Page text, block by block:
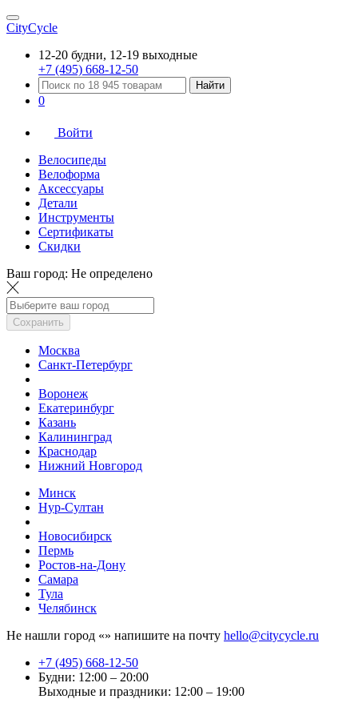
CityCycle
12-20 будни, 12-19 выходные
+7 (495) 668-12-50
Найти
0
Войти
Велосипеды
Велоформа
Аксессуары
Детали
Инструменты
Сертификаты
Скидки
Ваш город: Не определено
Сохранить
Москва
Санкт-Петербург
Воронеж
Екатеринбург
Казань
Калининград
Краснодар
Нижний Новгород
Минск
Нур-Султан
Новосибирск
Пермь
Ростов-на-Дону
Самара
Тула
Челябинск
Не нашли город «» напишите на почту hello@citycycle.ru
+7 (495) 668-12-50
Будни: 12:00 – 20:00
Выходные и праздники: 12:00 – 19:00